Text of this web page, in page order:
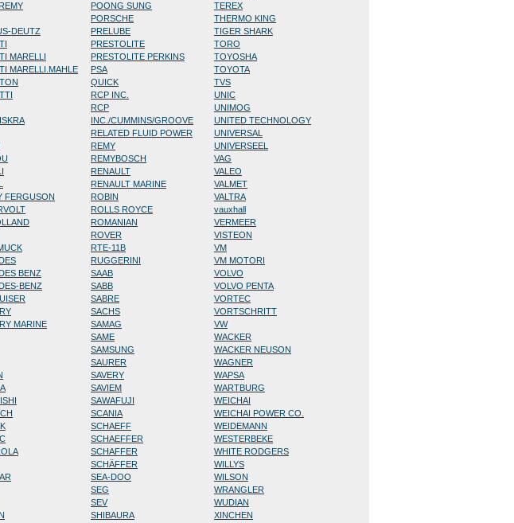
DEUTZ
MARELLI
MARELLI.MAHLE
FERGUSON
BENZ
BENZ
MARINE
POONG SUNG
PORSCHE
PRELUBE
PRESTOLITE
PRESTOLITE PERKINS
PSA
QUICK
RCP INC.
RCP
INC./CUMMINS/GROOVE
RELATED FLUID POWER
REMY
REMYBOSCH
RENAULT
RENAULT MARINE
ROBIN
ROLLS ROYCE
ROMANIAN
ROVER
RTE-11B
RUGGERINI
SAAB
SABB
SABRE
SACHS
SAMAG
SAME
SAMSUNG
SAURER
SAVERY
SAVIEM
SAWAFUJI
SCANIA
SCHAEFF
SCHAEFFER
SCHAFFER
SCHÄFFER
SEA-DOO
SEG
SEV
SHIBAURA
TEREX
THERMO KING
TIGER SHARK
TORO
TOYOSHA
TOYOTA
TVS
UNIC
UNIMOG
UNITED TECHNOLOGY
UNIVERSAL
UNIVERSEEL
VAG
VALEO
VALMET
VALTRA
vauxhall
VERMEER
VISTEON
VM
VM MOTORI
VOLVO
VOLVO PENTA
VORTEC
VORTSCHRITT
VW
WACKER
WACKER NEUSON
WAGNER
WAPSA
WARTBURG
WEICHAI
WEICHAI POWER CO.
WEIDEMANN
WESTERBEKE
WHITE RODGERS
WILLYS
WILSON
WRANGLER
WUDIAN
XINCHEN